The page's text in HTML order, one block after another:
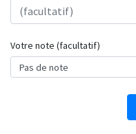
Votre note (facultatif)